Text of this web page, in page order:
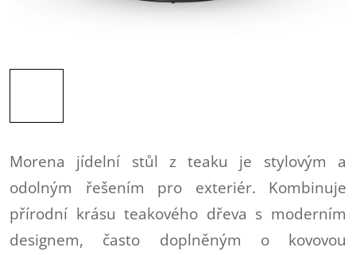
Morena jídelní stůl z teaku je stylovým a
odolným řešením pro exteriér. Kombinuje
přírodní krásu teakového dřeva s moderním
designem, často doplněným o kovovou